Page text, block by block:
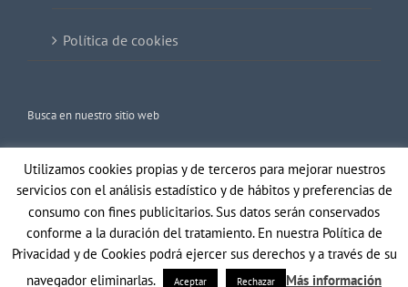
Política de cookies
Busca en nuestro sitio web
Buscar:
Copyright 2021 Gil Optics | Todos los derechos reservados
Utilizamos cookies propias y de terceros para mejorar nuestros
servicios con el análisis estadístico y de hábitos y preferencias de
consumo con fines publicitarios. Sus datos serán conservados
conforme a la duración del tratamiento. En nuestra Política de
Privacidad y de Cookies podrá ejercer sus derechos y a través de su
navegador eliminarlas.
Aceptar Rechazar Más información